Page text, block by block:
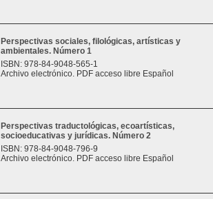
Perspectivas sociales, filológicas, artísticas y
ambientales. Número 1
ISBN: 978-84-9048-565-1
Archivo electrónico. PDF acceso libre Español
Perspectivas traductológicas, ecoartísticas,
socioeducativas y jurídicas. Número 2
ISBN: 978-84-9048-796-9
Archivo electrónico. PDF acceso libre Español